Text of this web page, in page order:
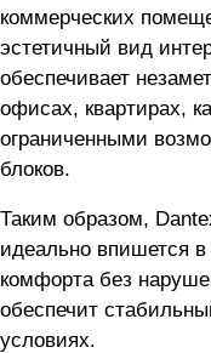
коммерческих
эстетичный вид
обеспечивает
офисах, квартирах,
ограниченными
блоков.
Таким образом,
идеально впишется
комфорта без
обеспечит
условиях.